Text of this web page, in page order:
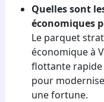
Quelles sont
économiques
Le parquet
économique à
flottante rapide
pour
une fortune.